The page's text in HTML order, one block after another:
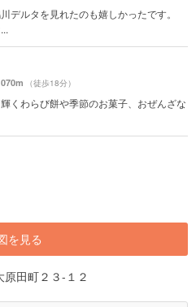
デルタを見れたのも嬉しかったです。
（徒歩18分）
くわらび餅や季節のお菓子、おぜんざな
を見る
田町２３-１２